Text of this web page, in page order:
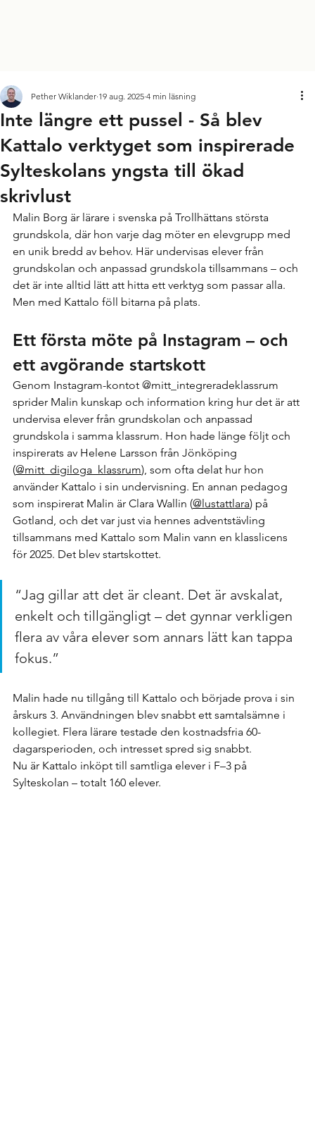
Inte längre ett pussel - Så blev
Kattalo verktyget som inspirerade
Sylteskolans yngsta till ökad
skrivlust
Pether Wiklander 19 aug. 2025 4 min läsning
Malin Borg är lärare i svenska på Trollhättans största
grundskola, där hon varje dag möter en elevgrupp med
en unik bredd av behov. Här undervisas elever från
grundskolan och anpassad grundskola tillsammans – och
det är inte alltid lätt att hitta ett verktyg som passar alla.
Men med Kattalo föll bitarna på plats.
Ett första möte på Instagram – och
ett avgörande startskott
Genom Instagram-kontot @mitt_integreradeklassrum
sprider Malin kunskap och information kring hur det är att
undervisa elever från grundskolan och anpassad
grundskola i samma klassrum. Hon hade länge följt och
inspirerats av Helene Larsson från Jönköping
(@mitt_digiloga_klassrum), som ofta delat hur hon
använder Kattalo i sin undervisning. En annan pedagog
som inspirerat Malin är Clara Wallin (@lustattlara) på
Gotland, och det var just via hennes adventstävling
tillsammans med Kattalo som Malin vann en klasslicens
för 2025. Det blev startskottet.
“Jag gillar att det är cleant. Det är avskalat,
enkelt och tillgängligt – det gynnar verkligen
flera av våra elever som annars lätt kan tappa
fokus.”
Malin hade nu tillgång till Kattalo och började prova i sin
årskurs 3. Användningen blev snabbt ett samtalsämne i
kollegiet. Flera lärare testade den kostnadsfria 60-
dagarsperioden, och intresset spred sig snabbt.
Nu är Kattalo inköpt till samtliga elever i F–3 på
Sylteskolan – totalt 160 elever.